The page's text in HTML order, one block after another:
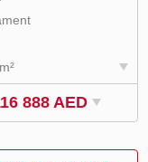
888 AED